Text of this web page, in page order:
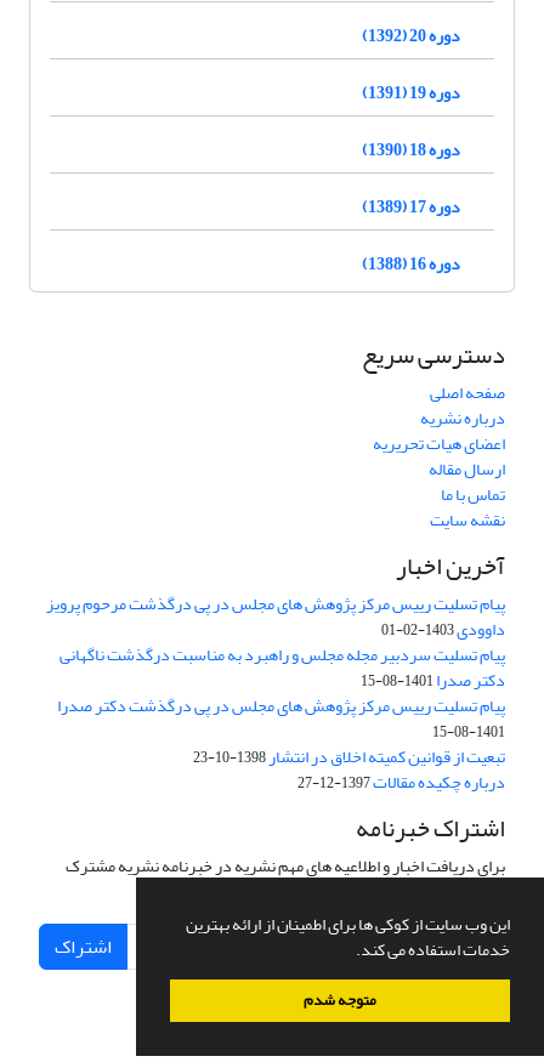
این وب سایت از کوکی ها برای اطمینان از ارائه بهترین
خدمات استفاده می کند.
متوجه شدم
دوره 20 (1392)
دوره 19 (1391)
دوره 18 (1390)
دوره 17 (1389)
دوره 16 (1388)
دسترسی سریع
صفحه اصلی
درباره نشریه
اعضای هیات تحریریه
ارسال مقاله
تماس با ما
نقشه سایت
آخرین اخبار
پیام تسلیت رییس مرکز پژوهش های مجلس در پی درگذشت مرحوم پرویز
داوودی1403-02-01
پیام تسلیت سردبیر مجله مجلس و راهبرد به مناسبت درگذشت ناگهانی
دکتر صدرا1401-08-15
پیام تسلیت رییس مرکز پژوهش های مجلس در پی درگذشت دکتر صدرا
1401-08-15
تبعیت از قوانین کمیته اخلاق در انتشار1398-10-23
درباره چکیده مقالات1397-12-27
اشتراک خبرنامه
برای دریافت اخبار و اطلاعیه های مهم نشریه در خبرنامه نشریه مشترک
اشتراک